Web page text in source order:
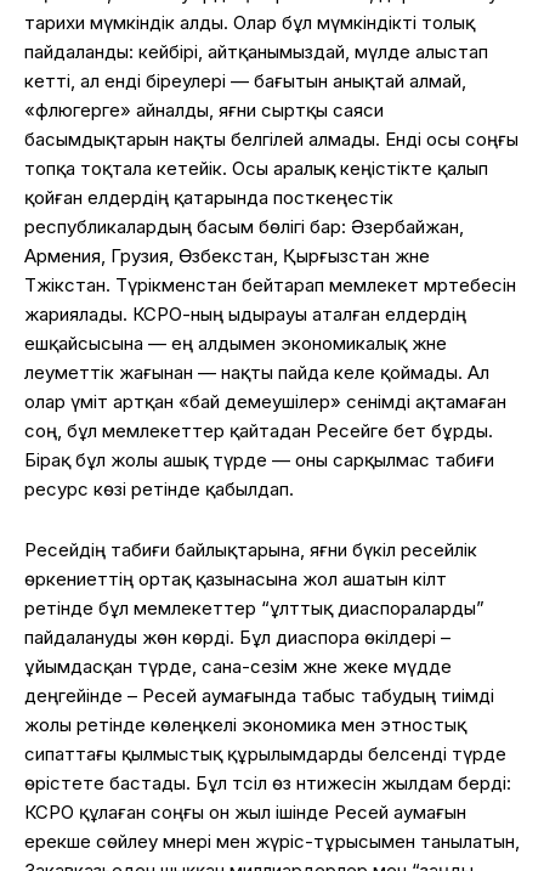
тарихи мүмкіндік алды. Олар бұл мүмкіндікті толық
пайдаланды: кейбірі, айтқанымыздай, мүлде алыстап
кетті, ал енді біреулері — бағытын анықтай алмай,
«флюгерге» айналды, яғни сыртқы саяси
басымдықтарын нақты белгілей алмады. Енді осы соңғы
топқа тоқтала кетейік. Осы аралық кеңістікте қалып
қойған елдердің қатарында посткеңестік
республикалардың басым бөлігі бар: Әзербайжан,
Армения, Грузия, Өзбекстан, Қырғызстан және
Тәжікстан. Түрікменстан бейтарап мемлекет мәртебесін
жариялады. КСРО-ның ыдырауы аталған елдердің
ешқайсысына — ең алдымен экономикалық және
әлеуметтік жағынан — нақты пайда әкеле қоймады. Ал
олар үміт артқан «бай демеушілер» сенімді ақтамаған
соң, бұл мемлекеттер қайтадан Ресейге бет бұрды.
Бірақ бұл жолы ашық түрде — оны сарқылмас табиғи
ресурс көзі ретінде қабылдап.
Ресейдің табиғи байлықтарына, яғни бүкіл ресейлік
өркениеттің ортақ қазынасына жол ашатын кілт
ретінде бұл мемлекеттер “ұлттық диаспораларды”
пайдалануды жөн көрді. Бұл диаспора өкілдері –
ұйымдасқан түрде, сана-сезім және жеке мүдде
деңгейінде – Ресей аумағында табыс табудың тиімді
жолы ретінде көлеңкелі экономика мен этностық
сипаттағы қылмыстық құрылымдарды белсенді түрде
өрістете бастады. Бұл тәсіл өз нәтижесін жылдам берді:
КСРО құлаған соңғы он жыл ішінде Ресей аумағын
ерекше сөйлеу мәнері мен жүріс-тұрысымен танылатын,